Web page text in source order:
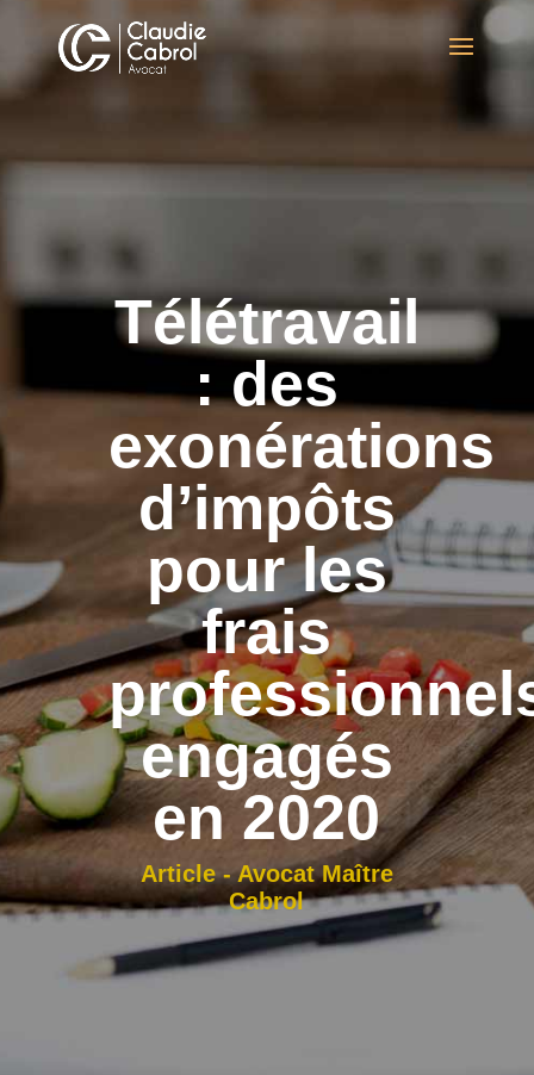
Télétravail
: des
exonérations
d’impôts
pour les
frais
engagés
en 2020
Article - Avocat Maître
Cabrol